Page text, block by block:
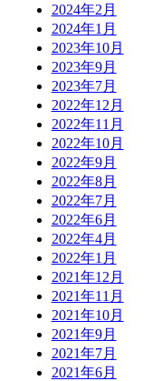
2024年2月
2024年1月
2023年10月
2023年9月
2023年7月
2022年12月
2022年11月
2022年10月
2022年9月
2022年8月
2022年7月
2022年6月
2022年4月
2022年1月
2021年12月
2021年11月
2021年10月
2021年9月
2021年7月
2021年6月